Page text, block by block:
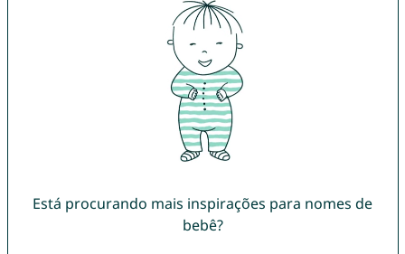
Está procurando mais inspirações para nomes de
bebê?